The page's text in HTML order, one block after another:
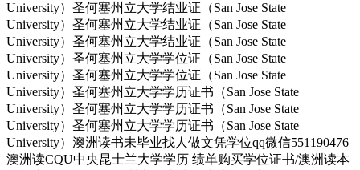
University）圣何塞州立大学结业证（San Jose State
University）圣何塞州立大学结业证（San Jose State
University）圣何塞州立大学结业证（San Jose State
University）圣何塞州立大学学位证（San Jose State
University）圣何塞州立大学学位证（San Jose State
University）圣何塞州立大学学历证书（San Jose State
University）圣何塞州立大学学历证书（San Jose State
University）圣何塞州立大学学历证书（San Jose State
University）澳洲读书未毕业找人做文凭学位qq微信551190476
澳洲读CQU中央昆士兰大学学历 绩单购买学位证书/澳洲读本